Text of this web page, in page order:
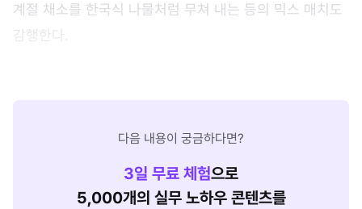
계절 채소를 한국식 나물처럼 무쳐 내는 등의 믹스 매치도
감행한다.
다음 내용이 궁금하다면?
3일 무료 체험으로
5,000개의 실무 노하우 콘텐츠를